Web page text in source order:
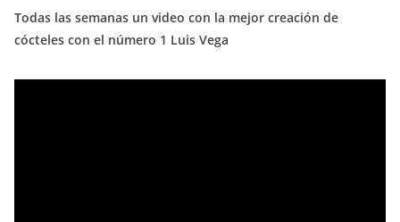
Todas las semanas un video con la mejor creación de
cócteles con el número 1 Luis Vega